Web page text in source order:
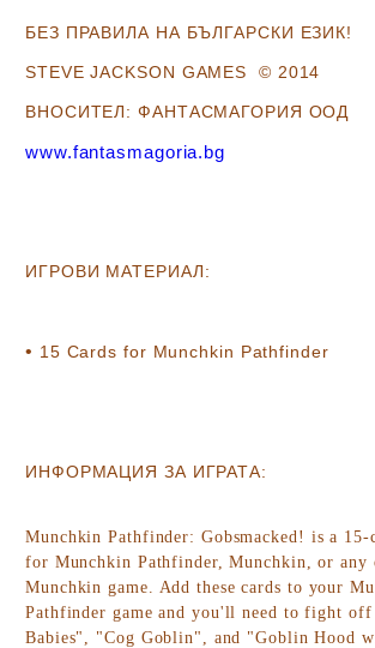
БЕЗ ПРАВИЛА НА БЪЛГАРСКИ ЕЗИК!
STEVE JACKSON GAMES © 2014
ВНОСИТЕЛ: ФАНТАСМАГОРИЯ ООД
www.fantasmagoria.bg
ИГРОВИ МАТЕРИАЛ:
• 15 Cards for Munchkin Pathfinder
ИНФОРМАЦИЯ ЗА ИГРАТА:
Munchkin Pathfinder: Gobsmacked! is a 15-
for Munchkin Pathfinder, Munchkin, or any
Munchkin game. Add these cards to your
Pathfinder game and you'll need to fight
Babies", "Cog Goblin", and "Goblin Hood